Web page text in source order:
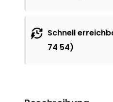
Schnell
74 54)